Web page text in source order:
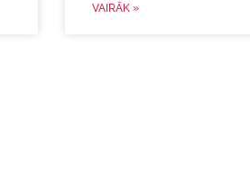
VAIRĀK »